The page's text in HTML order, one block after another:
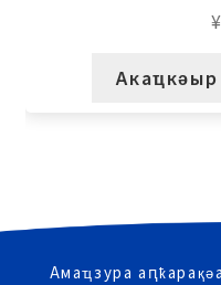
¥
Амаҵзура аԥҟарақәа